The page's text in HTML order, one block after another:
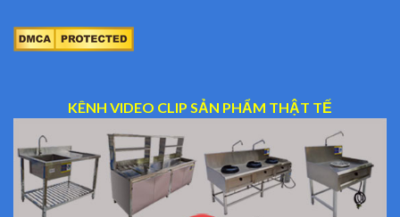
KÊNH VIDEO CLIP SẢN PHẨM THẬT TẾ